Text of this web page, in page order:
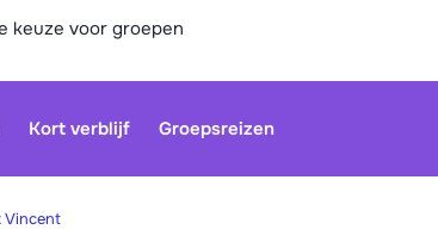
keuze voor groepen
Kort verblijf Groepsreizen
Vincent